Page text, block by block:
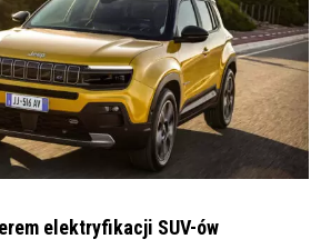
elektryfikacji SUV-ów